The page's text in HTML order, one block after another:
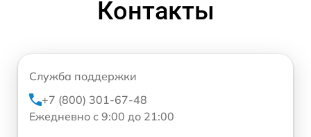
Контакты
Служба поддержки
+7 (800) 301-67-48
Ежедневно с 9:00 до 21:00